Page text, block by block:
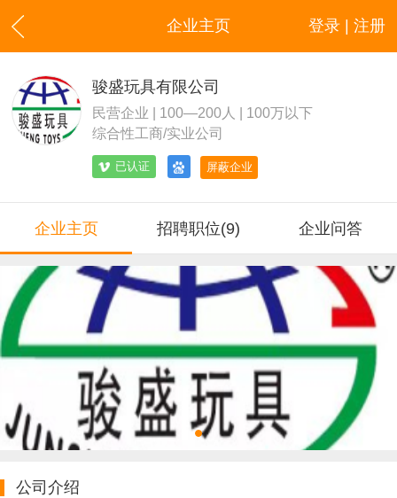
登录 | 注册
企业主页
骏盛玩具有限公司
民营企业 | 100—200人 | 100万以下
综合性工商/实业公司
已认证 屏蔽企业
企业主页 招聘职位(9) 企业问答
公司介绍